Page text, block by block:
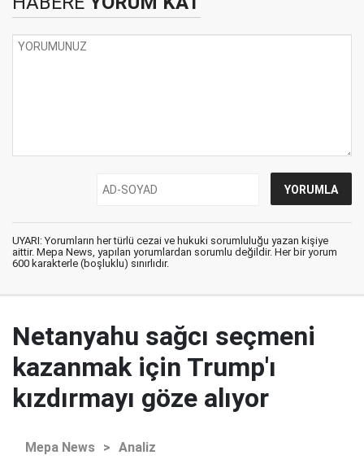
UYARI: Yorumların her türlü cezai ve hukuki sorumluluğu yazan kişiye
aittir. Mepa News, yapılan yorumlardan sorumlu değildir. Her bir yorum
600 karakterle (boşluklu) sınırlıdır.
Netanyahu sağcı seçmeni
kazanmak için Trump'ı
kızdırmayı göze alıyor
Mepa News > Analiz